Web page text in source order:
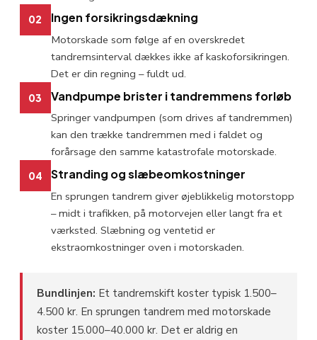
02 Ingen forsikringsdækning
Motorskade som følge af en overskredet
tandremsinterval dækkes ikke af kaskoforsikringen.
Det er din regning – fuldt ud.
03 Vandpumpe brister i tandremmens forløb
Springer vandpumpen (som drives af tandremmen)
kan den trække tandremmen med i faldet og
forårsage den samme katastrofale motorskade.
04 Stranding og slæbeomkostninger
En sprungen tandrem giver øjeblikkelig motorstopp
– midt i trafikken, på motorvejen eller langt fra et
værksted. Slæbning og ventetid er
ekstraomkostninger oven i motorskaden.
Bundlinjen: Et tandremskift koster typisk 1.500–
4.500 kr. En sprungen tandrem med motorskade
koster 15.000–40.000 kr. Det er aldrig en